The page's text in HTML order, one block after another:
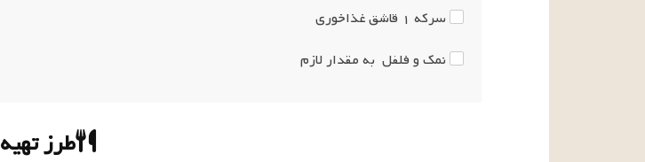
سرکه ۱ قاشق غذاخوری
نمک و فلفل به مقدار لازم
طرز تهیه